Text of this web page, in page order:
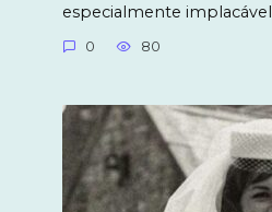
especialmente implacável
0 80